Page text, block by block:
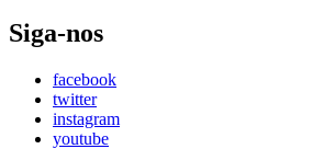
Siga-nos
facebook
twitter
instagram
youtube